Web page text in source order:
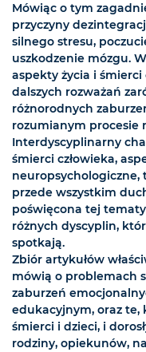
Mówiąc o tym
przyczyny
silnego stresu,
uszkodzenie mózgu.
aspekty życia i śmierci
dalszych rozważań
różnorodnych
rozumianym procesie
Interdyscyplinarny
śmierci człowieka,
neuropsychologiczne,
przede wszystkim
poświęcona tej
różnych dyscyplin,
spotkają.
Zbiór artykułów
mówią o problemach
zaburzeń
edukacyjnym, oraz
śmierci i dzieci, i
rodziny, opiekunów,